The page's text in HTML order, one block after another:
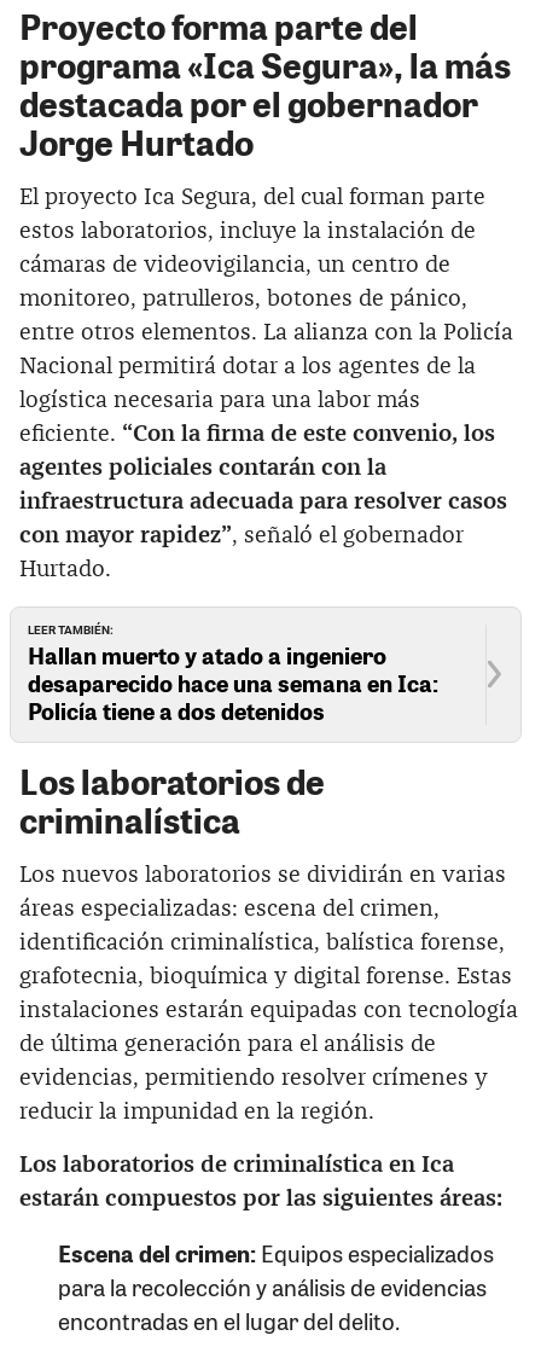
Proyecto forma parte del
programa «Ica Segura», la más
destacada por el gobernador
Jorge Hurtado
El proyecto Ica Segura, del cual forman parte
estos laboratorios, incluye la instalación de
cámaras de videovigilancia, un centro de
monitoreo, patrulleros, botones de pánico,
entre otros elementos. La alianza con la Policía
Nacional permitirá dotar a los agentes de la
logística necesaria para una labor más
eficiente. “Con la firma de este convenio, los
agentes policiales contarán con la
infraestructura adecuada para resolver casos
con mayor rapidez”, señaló el gobernador
Hurtado.
LEER TAMBIÉN:
Hallan muerto y atado a ingeniero
desaparecido hace una semana en Ica:
Policía tiene a dos detenidos
Los laboratorios de
criminalística
Los nuevos laboratorios se dividirán en varias
áreas especializadas: escena del crimen,
identificación criminalística, balística forense,
grafotecnia, bioquímica y digital forense. Estas
instalaciones estarán equipadas con tecnología
de última generación para el análisis de
evidencias, permitiendo resolver crímenes y
reducir la impunidad en la región.
Los laboratorios de criminalística en Ica
estarán compuestos por las siguientes áreas:
Escena del crimen:Equipos especializados
para la recolección y análisis de evidencias
encontradas en el lugar del delito.